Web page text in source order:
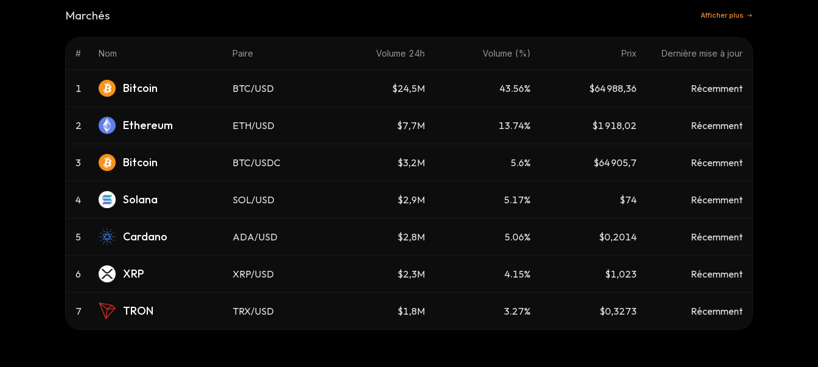
Marchés Afficher plus
# Nom Paire Volume 24h Volume (%) Prix Dernière mise à jour
1 Bitcoin BTC/USD $24,5M 43.56% $64 988,36 Récemment
2 Ethereum ETH/USD $7,7M 13.74% $1 918,02 Récemment
3 Bitcoin BTC/USDC $3,2M 5.6% $64 905,7 Récemment
4 Solana SOL/USD $2,9M 5.17% $74 Récemment
5 Cardano ADA/USD $2,8M 5.06% $0,2014 Récemment
6 XRP XRP/USD $2,3M 4.15% $1,023 Récemment
7 TRON TRX/USD $1,8M 3.27% $0,3273 Récemment